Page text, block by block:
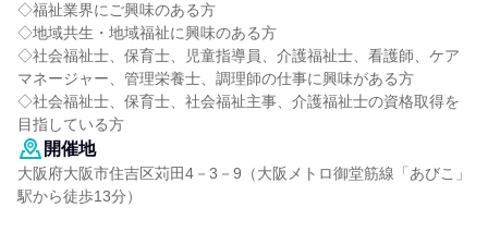
◇福祉業界にご興味のある方
◇地域共生・地域福祉に興味のある方
◇社会福祉士、保育士、児童指導員、介護福祉士、看護師、ケア
マネージャー、管理栄養士、調理師の仕事に興味がある方
◇社会福祉士、保育士、社会福祉主事、介護福祉士の資格取得を
目指している方
開催地
大阪府大阪市住吉区苅田4－3－9（大阪メトロ御堂筋線「あびこ」
駅から徒歩13分）